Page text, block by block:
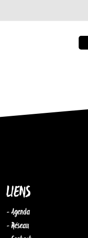
LIENS
- Agenda
- Réseau